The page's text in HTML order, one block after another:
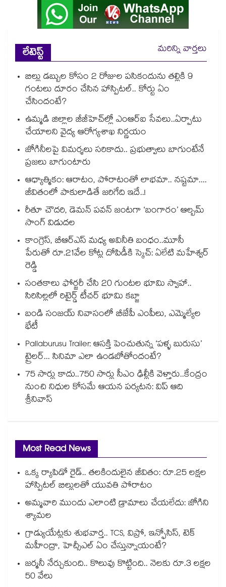
లేటెస్ట్
మరిన్ని వార్తలు
బిల్లు డబ్బుల కోసం 2 రోజుల పసికందును తల్లికి 9
గంటలు దూరం చేసిన హాస్పిటల్.. కోర్టు ఏం
చేసిందంటే?
ఉమ్మడి జిల్లాల జీజీహెచ్‌‌ల్లో ఎంఆర్ఐ సేవలు..ఏర్పాటు
చేయాలని వైద్య ఆరోగ్యశాఖ నిర్ణయం
జోగినీలపై విమర్శలు సరికాదు.. ప్రభుత్వాలు బాగుంటేనే
ప్రజలు బాగుంటారు
ఆధ్యాత్మికం: ఆరాటం, పోరాటంతో లాభమా.. నష్టమా....
జీవితంలో పాకులాడితే జరిగేది ఇదే..!
రీతూ చౌదరి, డెమన్ పవన్ జంటగా ‘బంగారం’ ఆల్బమ్
సాంగ్ విడుదల
కాంగ్రెస్, బీఆర్ఎస్ మధ్య అవినీతి బంధం..మూసీ
పేరుతో రూ.21వేల కోట్ల దోపిడీకి స్కెచ్: ఏలేటి మహేశ్వర్
రెడ్డి
సంతకాలు ఫోర్జరీ చేసి 20 గుంటల భూమి స్వాహా..
సిరిసిల్లలో రిటైర్డ్ టీచర్ భూమి కబ్జా
బండి సంజయ్ నివాసంలో బీజేపీ ఎంపీలు, ఎమ్మెల్యేల
భేటీ
Pallaburusu Trailer: ఆసక్తి పెంచుతున్న ‘పళ్ళ బురుసు’
ట్రైలర్... సినిమా ఎలా ఉండబోతోందంటే?
75 సార్లు కాదు..75‌‌‌‌‌‌‌‌0 సార్లు సీఎం ఢిల్లీకి వెళ్తారు..కేంద్రం
నుంచి నిధుల కోసమే ఆయన పర్యటన: విప్ ఆది
శ్రీనివాస్
Most Read News
ఒక్క ర్యాపిడో రైడ్.. తలకిందులైన జీవితం: రూ.25 లక్షల
హాస్పిటల్ బిల్లులతో యువతి పోరాటం
అమ్మవారి ముందు ఎలాంటి డ్రామాలు చేయలేదు: జోగిని
శ్యామల
గ్రాడ్యుయేట్లకు శుభవార్త.. TCS, విప్రో, ఇన్ఫోసిస్, టెక్
మహీంద్రా, హెచ్సీఎల్ ఏం చేస్తున్నాయంటే?
జర్మనీ నేర్చుకుంది.. కొలువు కొట్టింది.. నెలకు రూ.3 లక్షల
50 వేలు